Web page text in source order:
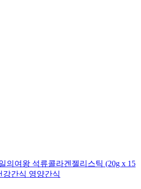
의여왕 석류콜라겐젤리스틱 (20g x 15
강간식 영양간식